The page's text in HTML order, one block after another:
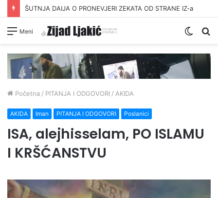
ŠUTNJA DAIJA O PRONEVJERI ZEKATA OD STRANE IZ-a
Meni
Switch
Početna / PITANJA I ODGOVORI / AKIDA
AKIDA Iman PITANJA I ODGOVORI Poslanici
ISA, alejhisselam, PO ISLAMU
I KRŠĆANSTVU